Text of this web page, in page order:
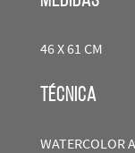
46 X 61 CM
técnica
WATERCOLOR